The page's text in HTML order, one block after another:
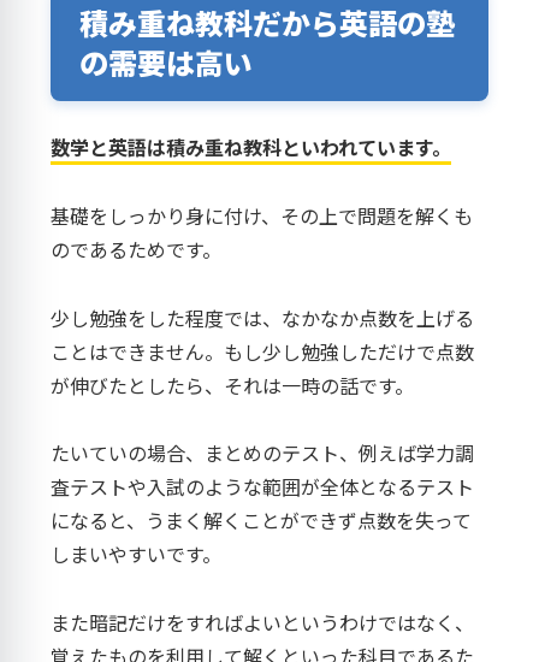
積み重ね教科だから英語の塾
の需要は高い
数学と英語は積み重ね教科といわれています。
基礎をしっかり身に付け、その上で問題を解くも
のであるためです。
少し勉強をした程度では、なかなか点数を上げる
ことはできません。もし少し勉強しただけで点数
が伸びたとしたら、それは一時の話です。
たいていの場合、まとめのテスト、例えば学力調
査テストや入試のような範囲が全体となるテスト
になると、うまく解くことができず点数を失って
しまいやすいです。
また暗記だけをすればよいというわけではなく、